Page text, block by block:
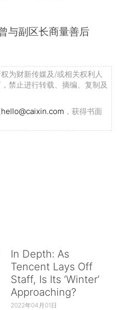
与副区长商量善后
为财新传媒及/或相关权利人
禁止进行转载、摘编、复制及
hello@caixin.com ，获得书面
In Depth: As
Tencent Lays Off
Staff, Is Its ‘Winter’
Approaching?
2022年04月01日